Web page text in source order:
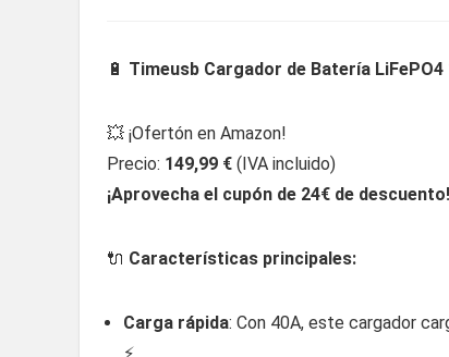
🔋 Timeusb Cargador de Batería LiFePO4
💥 ¡Ofertón en Amazon!
Precio: 149,99 € (IVA incluido)
¡Aprovecha el cupón de 24€ de descuento!
🔌 Características principales:
Carga rápida: Con 40A, este cargador
⚡